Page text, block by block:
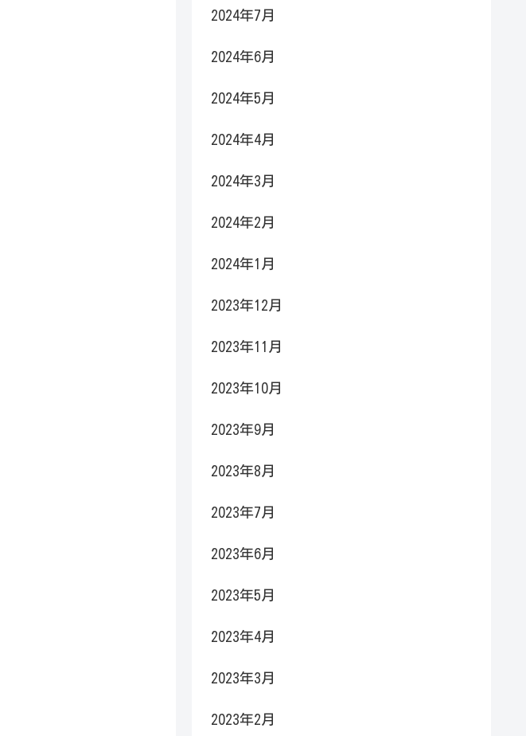
2024年7月
2024年6月
2024年5月
2024年4月
2024年3月
2024年2月
2024年1月
2023年12月
2023年11月
2023年10月
2023年9月
2023年8月
2023年7月
2023年6月
2023年5月
2023年4月
2023年3月
2023年2月